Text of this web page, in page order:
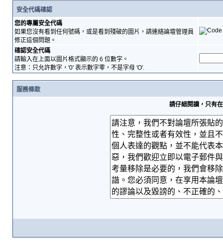
安全代碼確認
您的專屬安全代碼
如果您沒有看到任何號碼，或是看到殘破的圖片，請連絡論壇管理員
修正這個問題。
確認安全代碼
請輸入在上面以圖片格式顯示的 6 位數字。
注意：只允許數字，'0' 表示數字零，不是字母 'O'.
服務條款
請仔細閱讀，只有